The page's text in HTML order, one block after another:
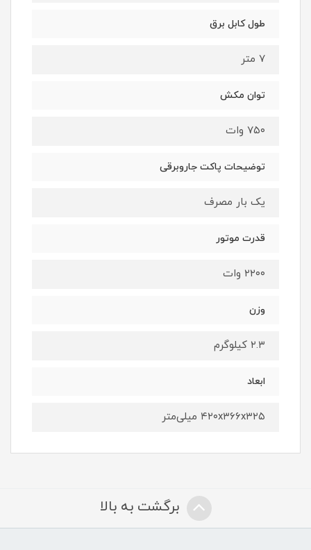
طول کابل برق
۷ متر
توان مکش
۷۵۰ وات
توضیحات پاکت جاروبرقی
یک بار مصرف
قدرت موتور
۲۲۰۰ وات
وزن
۲.۳ کیلوگرم
ابعاد
۴۲۰x۳۶۶x۳۲۵ میلی‌متر
برگشت به بالا